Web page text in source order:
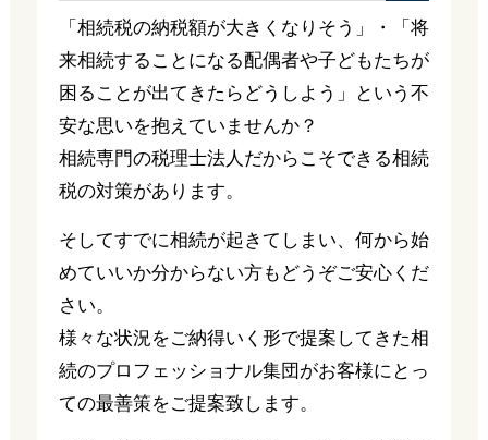
「相続税の納税額が大きくなりそう」・「将
来相続することになる配偶者や子どもたちが
困ることが出てきたらどうしよう」という不
安な思いを抱えていませんか？
相続専門の税理士法人だからこそできる相続
税の対策があります。
そしてすでに相続が起きてしまい、何から始
めていいか分からない方もどうぞご安心くだ
さい。
様々な状況をご納得いく形で提案してきた相
続のプロフェッショナル集団がお客様にとっ
ての最善策をご提案致します。